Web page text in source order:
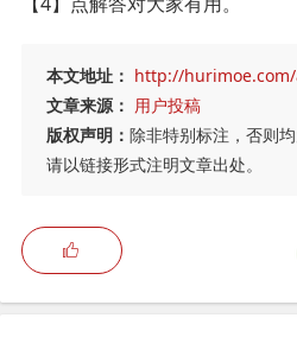
本文地址： http://
文章来源： 用户投稿
版权声明： 除非特别标注，否则
请以链接形式注明文章出处。